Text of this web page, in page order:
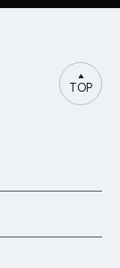
TOP